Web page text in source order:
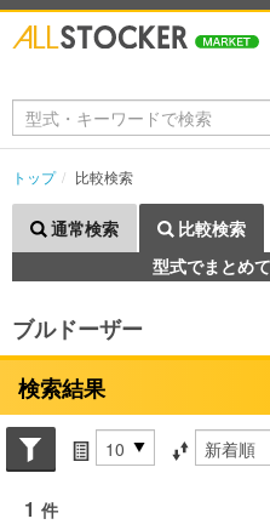
トップ 比較検索
通常検索
比較検索
型式でまとめ
ブルドーザー
検索結果
Search conditions
件数 並び
1 件